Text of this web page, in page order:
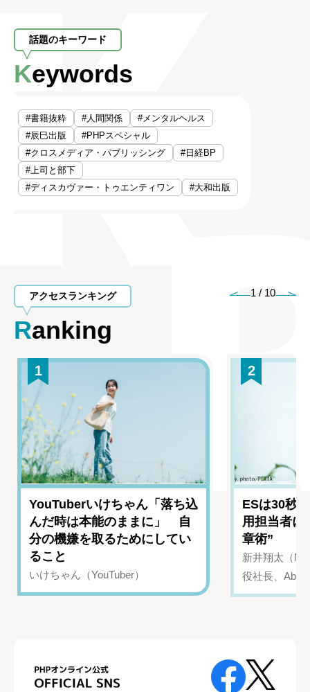
話題のキーワード
Keywords
#書籍抜粋 #人間関係
#メンタルヘルス
#辰巳出版
#PHPスペシャル
#クロスメディア・パブリッシング
#日経BP
#上司と部下
#ディスカヴァー・トゥエンティワン
#大和出版
アクセスランキング
Ranking
1 / 10
1
YouTuberいけちゃん「落ち込
んだ時は本能のままに」 自
分の機嫌を取るためにしてい
ること
いけちゃん（YouTuber）
2
ESは30秒
用担当者に
章術”
新井翔太（
役社長、